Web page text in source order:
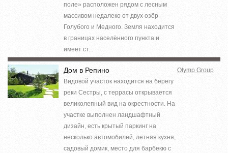
поле» расположен рядом с лесным
массивом недалеко от двух озёр –
Голубого и Медного. Земля находится
в границах населённого пункта и
имеет ст...
Дом в Репино
Видовой участок находится на берегу
реки Сестры, с террасы открывается
великолепный вид на окрестности. На
участке выполнен ландшафтный
дизайн, есть крытый паркинг на
несколько автомобилей, летняя кухня,
садовый домик, место для барбекю с
Olymp Group